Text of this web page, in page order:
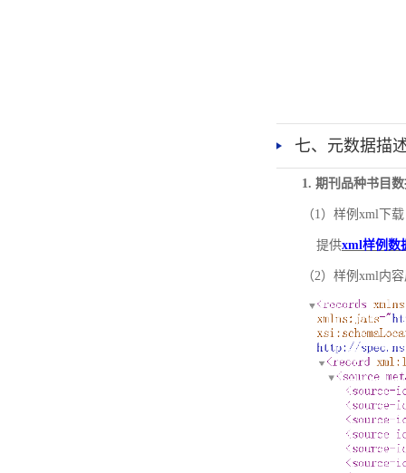
七、元数据描
1. 期刊品种书目
（1）样例xml下载
提供xml样例数
（2）样例xml内